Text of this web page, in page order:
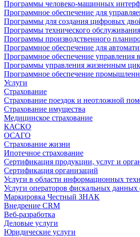
Программы человеко-машинных
Программное обеспечение для
Программы для создания цифровых
Программы технического
Программы производственного
Программное обеспечение для
Программное обеспечение
Программы управления жизненным
Программное обеспечение
Услуги
Страхование
Страхование поездок и неотложной
Страхование имущества
Медицинское страхование
КАСКО
ОСАГО
Страхование жизни
Ипотечное страхование
Сертификация продукции, услуг и
Сертификация организаций
Услуги в области информационных
Услуги операторов фискальных
Маркировка Честный ЗНАК
Внедрение CRM
Веб-разработка
Деловые услуги
Юридические услуги